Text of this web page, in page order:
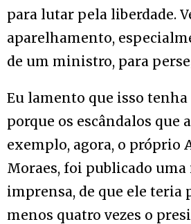
para lutar pela liberdade.
aparelhamento,
de um ministro, para
Eu lamento que isso tenha
porque os escândalos que
exemplo, agora, o próprio
Moraes, foi publicado
imprensa, de que ele teria
menos quatro vezes o